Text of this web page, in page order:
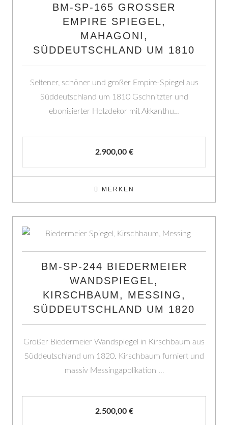
BM-SP-165 GROSSER E
MPIRE SPIEGEL, M
AHAGONI, S
ÜDDEUTSCHLAND UM 1810
Seltener, schöner und großer Empire-Spiegel aus
Süddeutschland um 1810 Gschnitzter und
ebonisierter Holzdekor mit Akkanthu…
2.900,00 €
MERKEN
BM-SP-244 BIEDERMEIER
WANDSPIEGEL,
KIRSCHBAUM, MESSING,
SÜDDEUTSCHLAND UM 1820
Großer Biedermeier Wandspiegel in Kirschbaum aus
Süddeutschland um 1820. Kirschbaum furniert und
massiv Messingapplikation …
2.500,00 €